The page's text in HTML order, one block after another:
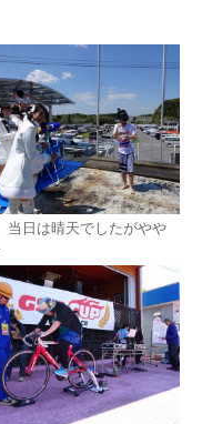
当日は晴天でしたがやや